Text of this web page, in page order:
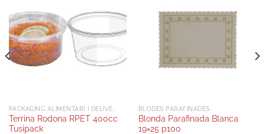
Terrina Rodona RPET 400cc
Tusipack
BLODES PARAFINADES
Blonda Parafinada Blanca
19×25 p100